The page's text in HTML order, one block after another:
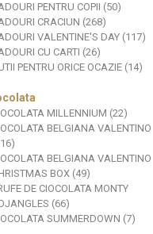
PENTRU COPII (50)
CRACIUN (268)
VALENTINE'S DAY (117)
CU CARTI (26)
PENTRU ORICE OCAZIE (14)
MILLENNIUM (22)
BELGIANA VALENTINO
BELGIANA VALENTINO
BOX (49)
DE CIOCOLATA MONTY
(66)
SUMMERDOWN (7)